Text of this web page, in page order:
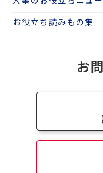
お役立ち読みもの集
お